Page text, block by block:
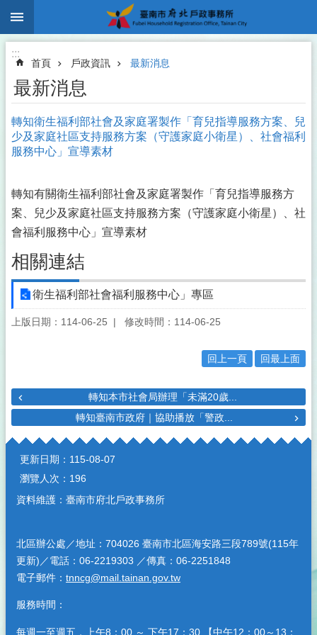
跳到主要內容區塊
:::
首頁 戶政資訊 最新消息
最新消息
轉知衛生福利部社會及家庭署製作「育兒指導服務方案、兒
少及家庭社區支持服務方案（守護家庭小衛星）、社會福利
服務中心」宣導素材
轉知有關衛生福利 部社會及家庭署製作 「 育兒指導服務方
案
兒少及家庭社區支持服務方案 （守護家庭小衛星 ）
社
會福利 服務中心 」 宣導素材
相關連結
衛生福利部社會福利服務中心」專區
上版日期：114-06-25 修改時間：114-06-25
回上一頁 回最上面
轉知本市社會局辦理「未滿20歲...
轉知臺南市政府｜協助播放「警政...
:::
更新日期： 115-08-07
瀏覽人次： 196
資料維護：臺南市府北戶政事務所
北區辦公處／地址：704026 臺南市北區海安路三段789號(115年
更新)／電話：06-2219303 ／傳真：06-2251848
電子郵件： tnncg@mail.tainan.gov.tw
服務時間：
每週一至週五，上午8：00 ～ 下午17：30 【中午12：00～13：